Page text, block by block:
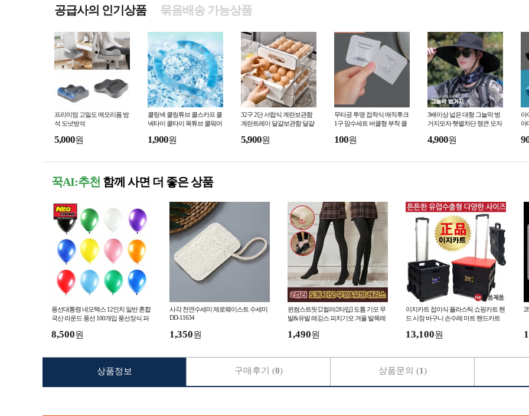
공급사의 인기상품 묶음배송 가능상품
프리미엄 고밀도 메모리폼 방
석 도넛방석
5,000원
쿨링넥 쿨링튜브 쿨스카프 쿨
넥타이 쿨타이 목튜브 쿨워머
1,900원
32구 2단 서랍식 계란보관함
계란트레이 달걀보관함 달걀
5,900원
무타공 투명 접착식 매직후크
1구 암수세트 버클형 부착 클
100원
3배이상 넓은 대형 그늘막 벙
거지모자 햇볕차단 챙큰 모자
4,900원
아
아
꾹AI:추천 함께 사면 더 좋은 상품
풍선대통령 네오텍스 12인치 일반 혼합
국산 라운드 풍선 100개입 풍선장식 파
8,500원
사각 천연수세미 제로웨이스트 수세미
DD-11634
1,350원
윈썸스트릿 [2컬러/2타입] 도톰 기모 무
발&유발 레깅스 피치기모 겨울 발목레
1,490원
이지카트 접이식 플라스틱 쇼핑카트 핸
드 시장 바구니 손수레 마트 핸드카트
13,100원
상품정보 구매후기 (0) 상품문의 (1)